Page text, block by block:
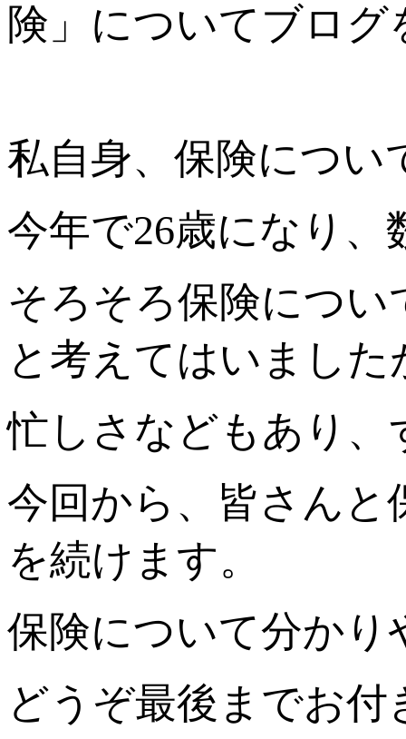
険」についてブロ
私自身、保険につい
今年で26歳になり
そろそろ保険につ
と考えてはいました
忙しさなどもあり
今回から、皆さんと
を続けます。
保険について分か
どうぞ最後までお